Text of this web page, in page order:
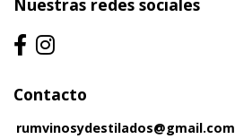
Nuestras redes sociales
Contacto
rumvinosydestilados@gmail.com